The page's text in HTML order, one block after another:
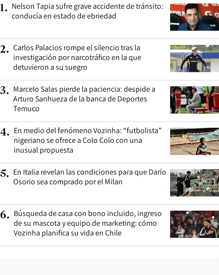
1. Nelson Tapia sufre grave accidente de tránsito:
conducía en estado de ebriedad
2. Carlos Palacios rompe el silencio tras la
investigación por narcotráfico en la que
detuvieron a su suegro
3. Marcelo Salas pierde la paciencia: despide a
Arturo Sanhueza de la banca de Deportes
Temuco
4. En medio del fenómeno Vozinha: “futbolista”
nigeriano se ofrece a Colo Colo con una
inusual propuesta
5. En Italia revelan las condiciones para que Darío
Osorio sea comprado por el Milan
6. Búsqueda de casa con bono incluido, ingreso
de su mascota y equipo de marketing: cómo
Vozinha planifica su vida en Chile